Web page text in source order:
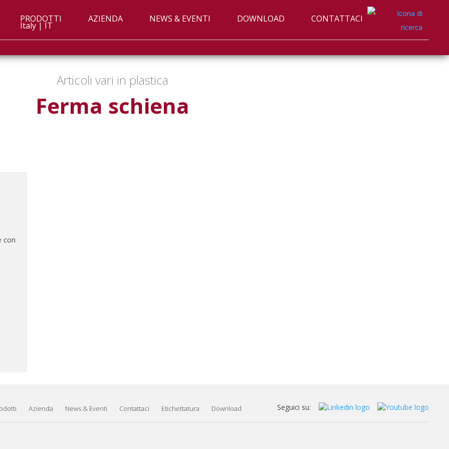
PRODOTTI AZIENDA NEWS & EVENTI DOWNLOAD CONTATTACI
Italy | IT
Articoli vari in plastica
Ferma schiena
con
Azienda News & Eventi Contattaci Etichettatura Download Seguici su: